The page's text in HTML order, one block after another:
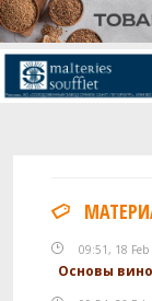
09:51, 18 Feb
Основы